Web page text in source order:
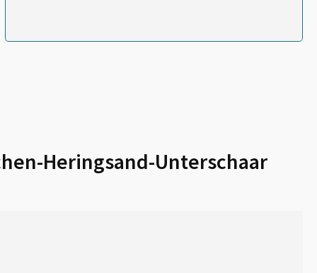
Heringsand-Unterschaar